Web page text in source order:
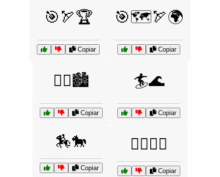
🎯🏹🏆
Copiar
🎯🗺️🏹🌍
Copiar
🏃‍♂️🏙️
Copiar
🏄🌊
Copiar
🏇🐎
Copiar
🏋️‍♀️🏋️‍♂️
Copiar